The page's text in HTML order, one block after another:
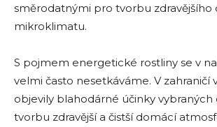
směrodatnými pro tvorbu zdravějšího
mikroklimatu.
S pojmem energetické rostliny se v
velmi často nesetkáváme. V zahraničí
objevily blahodárné účinky vybraných
tvorbu zdravější a čistší domácí